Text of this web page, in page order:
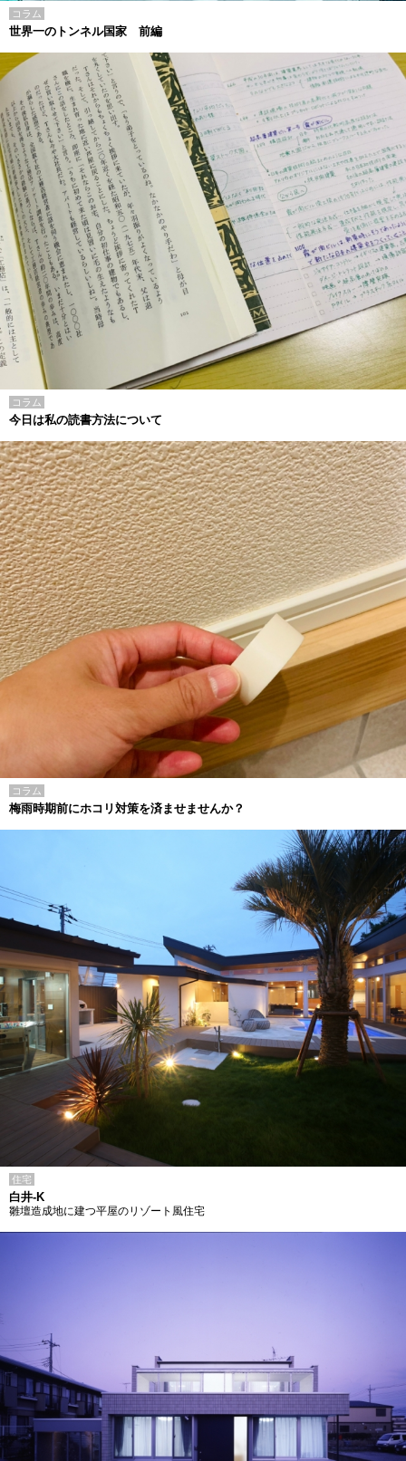
コラム
世界一のトンネル国家 前編
コラム
今日は私の読書方法について
コラム
梅雨時期前にホコリ対策を済ませませんか？
住宅
白井-K
雛壇造成地に建つ平屋のリゾート風住宅